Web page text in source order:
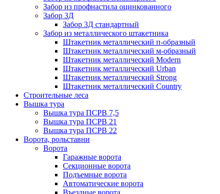
Забор из профнастила оцинкованного
Забор 3Д
Забор 3Д стандартный
Забор из металлического штакетника
Штакетник металлический п-образный
Штакетник металлический м-образный
Штакетник металлический Мodern
Штакетник металлический Urban
Штакетник металлический Strong
Штакетник металлический Country
Строительные леса
Вышка тура
Вышка тура ПСРВ 7,5
Вышка тура ПСРВ 21
Вышка тура ПСРВ 22
Ворота, рольставни
Ворота
Гаражные ворота
Секционные ворота
Подъемные ворота
Автоматические ворота
Въездные ворота